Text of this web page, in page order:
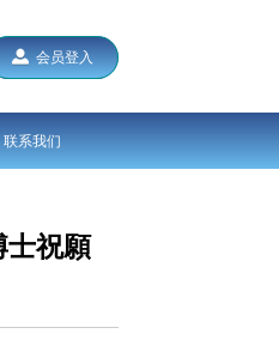
会员登入
联系我们
士祝願